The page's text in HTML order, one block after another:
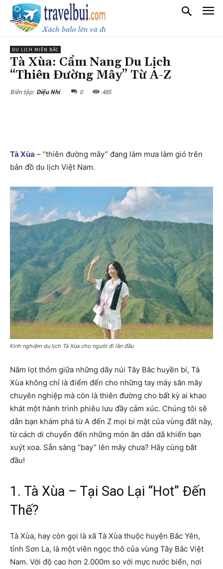
DU LỊCH MIỀN BẮC
Tà Xùa: Cẩm Nang Du Lịch
“Thiên Đường Mây” Từ A-Z
Biên tập: Diệu Nhi 0 485
Tà Xùa – “thiên đường mây” đang làm mưa làm gió trên
bản đồ du lịch Việt Nam.
Kinh nghiệm du lịch Tà Xùa cho người đi lần đầu
Nằm lọt thỏm giữa những dãy núi Tây Bắc huyền bí, Tà
Xùa không chỉ là điểm đến cho những tay máy săn mây
chuyên nghiệp mà còn là thiên đường cho bất kỳ ai khao
khát một hành trình phiêu lưu đầy cảm xúc. Chúng tôi sẽ
dẫn bạn khám phá từ A đến Z mọi bí mật của vùng đất này,
từ cách di chuyển đến những món ăn dân dã khiến bạn
xuýt xoa. Sẵn sàng “bay” lên mây chưa? Hãy cùng bắt
đầu!
1. Tà Xùa – Tại Sao Lại “Hot” Đến
Thế?
Tà Xùa, hay còn gọi là xã Tà Xùa thuộc huyện Bắc Yên,
tỉnh Sơn La, là một viên ngọc thô của vùng Tây Bắc Việt
Nam. Với độ cao hơn 2.000m so với mực nước biển, nơi